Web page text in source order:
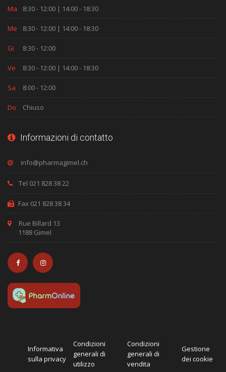
Ma 8:30 - 12:00 | 14:00 - 18:30
Me 8:30 - 12:00 | 14:00 - 18:30
Gi 8:30 - 12:00
Ve 8:30 - 12:00 | 14:00 - 18:30
Sa 8:00 - 12:00
Do Chiuso
Informazioni di contatto
Tel 021 828 38 22
Fax 021 828 38 34
Rue Billard 13
1188 Gimel
Informativa
sulla privacy
Condizioni
generali di
utilizzo
Condizioni
generali di
vendita
Gestione
dei cookie